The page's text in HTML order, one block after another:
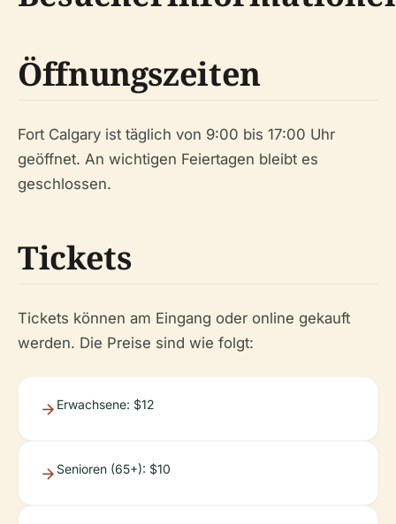
Öffnungszeiten
Fort Calgary ist täglich von 9:00 bis 17:00 Uhr
geöffnet. An wichtigen Feiertagen bleibt es
geschlossen.
Tickets
Tickets können am Eingang oder online gekauft
werden. Die Preise sind wie folgt:
Erwachsene: $12
Senioren (65+): $10